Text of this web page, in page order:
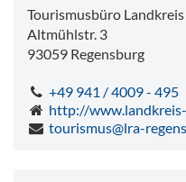
Tourismusbüro
Altmühlstr. 3
93059 Regensburg
+49 941 / 4009 - 495
http://
tourismus@lra-